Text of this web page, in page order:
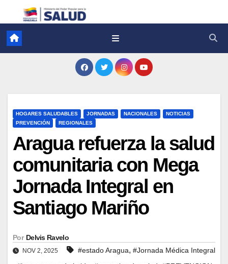
HOGARES SALUDABLES JORNADAS NACIONALES
NOTICIAS
PREVENCIÓN
REGIONALES
Aragua refuerza la salud
comunitaria con Mega
Jornada Integral en
Santiago Mariño
Por Delvis Ravelo
NOV 2, 2025 #estado Aragua, #Jornada Médica Integral